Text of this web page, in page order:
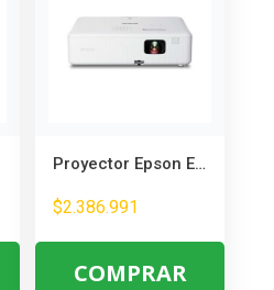
Proyector Epson Epiq Vision W01 3000 Lúmenes WXGA Portátil
$2.386.991
COMPRAR